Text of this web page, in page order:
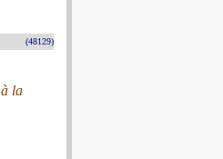
(48129)
la